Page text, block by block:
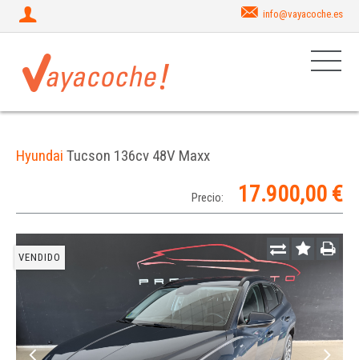
info@vayacoche.es
Hyundai Tucson 136cv 48V Maxx
Precio: 17.900,00 €
VENDIDO